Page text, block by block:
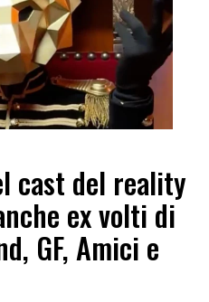
cast del reality
ex volti di
GF, Amici e